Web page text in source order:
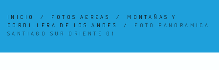
INICIO / FOTOS AEREAS / MONTAÑAS Y
CORDILLERA DE LOS ANDES
/ FOTO PANORAMICA
SANTIAGO SUR ORIENTE 01